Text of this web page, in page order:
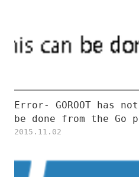
Error- GOROOT has
be done from the Go
2015.11.02